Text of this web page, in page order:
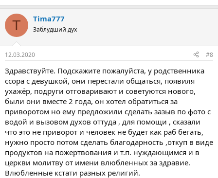
T Tima777
Заблудший дух
12.03.2020 #8
Здравствуйте. Подскажите пожалуйста, у родственника
ссора с девушкой, они перестали общаться, появиля
ухажёр, подруги отговаривают и советуются нового,
были они вместе 2 года, он хотел обратиться за
приворотом но ему предложили сделать зазыв по фото с
водой и вызовом духов оттуда , для помощи , сказали
что это не приворот и человек не будет как раб бегать,
нужно просто потом сделать благодарность ,откуп в виде
продуктов на пожертвования и т.п. нуждающимся и в
церкви молитву от имени влюбленных за здравие.
Влюбленные кстати разных религий.